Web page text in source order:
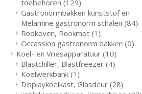
toebehoren (129)
Gastronormbakken kunststof en
Melamine gastronorm schalen (84)
Rookoven, Rookmot (1)
Occassion gastronorm bakken (0)
Koel- en Vriesapparatuur (10)
Blastchiller, Blastfreezer (4)
Koelwerkbank (1)
Displaykoelkast, Glasdeur (28)